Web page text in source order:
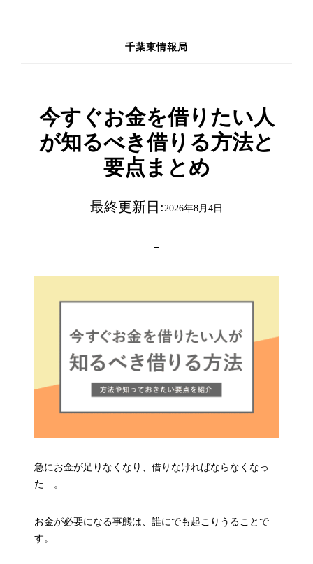
千葉東情報局
今すぐお金を借りたい人
が知るべき借りる方法と
要点まとめ
最終更新日:2026年8月4日
急にお金が足りなくなり、借りなければならなくなっ
た…。
お金が必要になる事態は、誰にでも起こりうることで
す。